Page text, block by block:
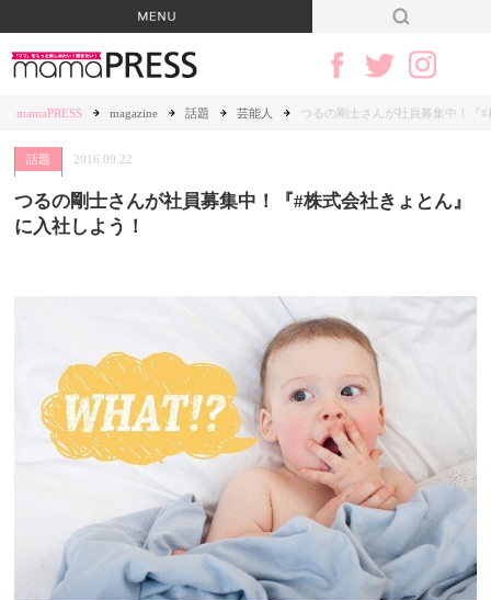
mamaPRESS magazine 話題 芸能人 つるの剛士さんが社員募集中！『
話題 2016.09.22
つるの剛士さんが社員募集中！『#株式会社きょとん』
に入社しよう！